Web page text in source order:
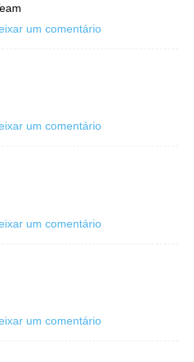
um comentário
um comentário
um comentário
um comentário